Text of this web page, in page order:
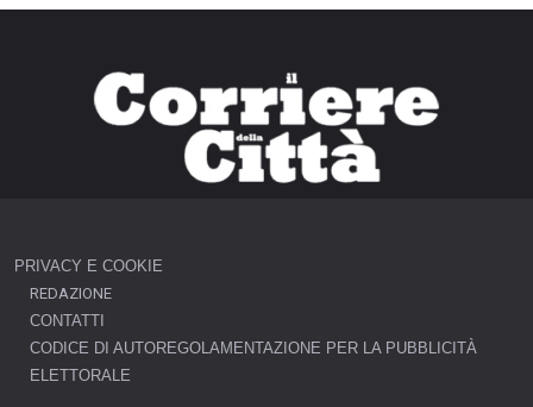
PRIVACY E COOKIE
REDAZIONE
CONTATTI
CODICE DI AUTOREGOLAMENTAZIONE PER LA PUBBLICITÀ
ELETTORALE